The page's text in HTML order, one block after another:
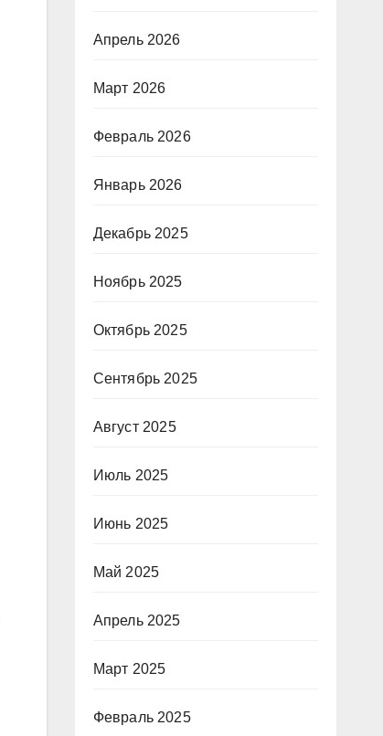
Апрель 2026
Март 2026
Февраль 2026
Январь 2026
Декабрь 2025
Ноябрь 2025
Октябрь 2025
Сентябрь 2025
Август 2025
Июль 2025
Июнь 2025
Май 2025
Апрель 2025
Март 2025
Февраль 2025